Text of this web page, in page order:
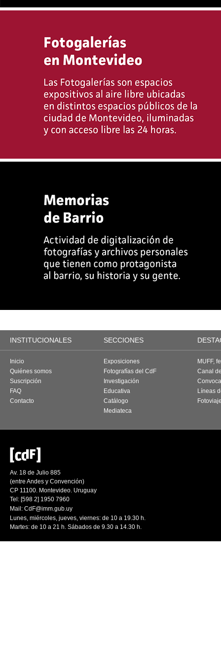
INSTITUCIONALES SECCIONES
Inicio
Quiénes somos
Suscripción
FAQ
Contacto
Exposiciones
Fotografías del CdF
Investigación
Educativa
Catálogo
Mediateca
MUFF,
Canal
Líneas
Av. 18 de Julio 885
(entre Andes y Convención)
CP 11100. Montevideo. Uruguay
Tel: [598 2] 1950 7960
Mail: CdF@imm.gub.uy
Lunes, miércoles, jueves, viernes: de 10 a 19.30 h.
Martes: de 10 a 21 h. Sábados de 9.30 a 14.30 h.